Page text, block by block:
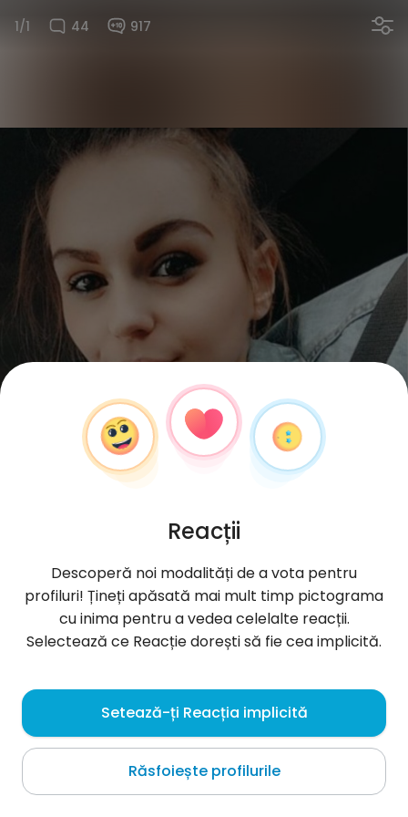
1/1 44 917
Wiktoria, 28
Nowy Tomyśl
podaruj mi gwiazde
Reacții
Descoperă noi modalități de a vota pentru
profiluri! Țineți apăsată mai mult timp pictograma
cu inima pentru a vedea celelalte reacții.
Selectează ce Reacție dorești să fie cea implicită.
Setează-ți Reacția implicită
Răsfoiește profilurile